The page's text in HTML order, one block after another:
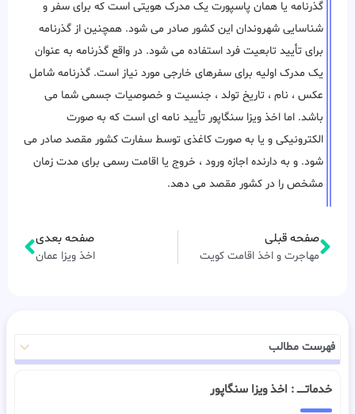
گذرنامه یا همان پاسپورت یک مدرک هویتی است که برای سفر و
شناسایی شهروندان این کشور صادر می شود. همچنین از گذرنامه
برای تأیید تابعیت فرد استفاده می شود. در واقع گذرنامه به عنوان
یک مدرک اولیه برای سفرهای خارجی مورد نیاز است. گذرنامه شامل
عکس ، نام ، تاریخ تولد ، جنسیت و خصوصیات جسمی شما می
باشد. اما اخذ ویزا سنگاپور تأیید نامه ای است که به صورت
الکترونیکی و یا به صورت کاغذی توسط سفارت کشور مقصد صادر می
شود. و به دارنده اجازه ورود ، خروج یا اقامت رسمی برای مدت زمان
مشخص را در کشور مقصد می دهد.
صفحه قبلی
مهاجرت و اخذ اقامت کویت
صفحه بعدی
اخذ ویزا عمان
فهرست مطالب
خدماتـــــ : اخذ ویزا سنگاپور